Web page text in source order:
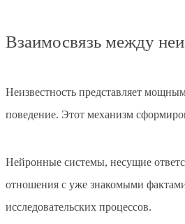
Взаимосвязь между
Неизвестность представляет
поведение. Этот механизм
Нейронные системы, несущие
отношения с уже знакомыми
исследовательских процессов.